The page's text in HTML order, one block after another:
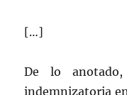
[…]
De lo
indemnizatoria